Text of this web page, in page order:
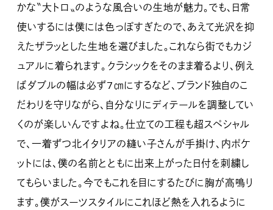
かな〝大トロ〟のような風合いの生地が魅力。でも、日常
使いするには僕には色っぽすぎたので、あえて光沢を抑
えたザラッとした生地を選びました。これなら街でもカジ
ュアルに着られます。クラシックをそのまま着るより、例え
ばダブルの幅は必ず7㎝にするなど、ブランド独自のこ
だわりを守りながら、自分なりにディテールを調整してい
くのが楽しいんですよね。仕立ての工程も超スペシャル
で、一着ずつ北イタリアの縫い子さんが手掛け、内ポケ
ットには、僕の名前とともに出来上がった日付を刺繍し
てもらいました。今でもこれを目にするたびに胸が高鳴り
ます。僕がスーツスタイルにこれほど熱を入れるように